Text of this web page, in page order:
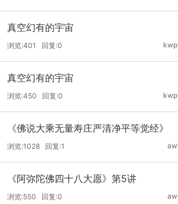
真空幻有的宇宙
浏览:401 回复:0
真空幻有的宇宙
浏览:450 回复:0
《佛说大乘无量寿庄严清净平等觉经》
浏览:1028 回复:1
《阿弥陀佛四十八大愿》第5讲
浏览:550 回复:0